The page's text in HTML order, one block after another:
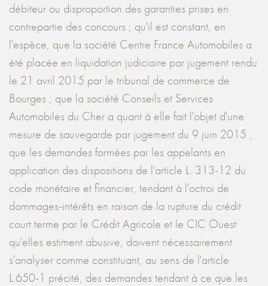
débiteur ou disproportion des garanties prises en
contrepartie des concours ; qu'il est constant, en
l'espèce, que la société Centre France Automobiles a
été placée en liquidation judiciaire par jugement rendu
le 21 avril 2015 par le tribunal de commerce de
Bourges ; que la société Conseils et Services
Automobiles du Cher a quant à elle fait l'objet d'une
mesure de sauvegarde par jugement du 9 juin 2015 ;
que les demandes formées par les appelants en
application des dispositions de l'article L. 313-12 du
code monétaire et financier, tendant à l'octroi de
dommages-intérêts en raison de la rupture du crédit
court terme par le Crédit Agricole et le CIC Ouest
qu'elles estiment abusive, doivent nécessairement
s'analyser comme constituant, au sens de l'article
L.650-1 précité, des demandes tendant à ce que les